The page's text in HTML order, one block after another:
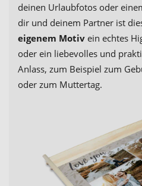
deinen Urlaubfotos oder
dir und deinem Partner ist
eigenem Motiv ein echtes
oder ein liebevolles und
Anlass, zum Beispiel zum
oder zum Muttertag.